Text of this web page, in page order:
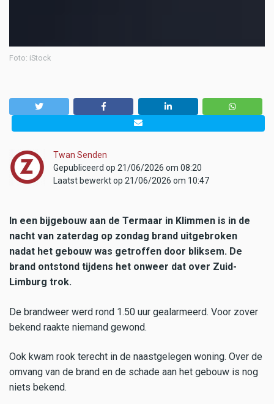
Foto: iStock
Twan Senden
Gepubliceerd op 21/06/2026 om 08:20
Laatst bewerkt op 21/06/2026 om 10:47
In een bijgebouw aan de Termaar in Klimmen is in de
nacht van zaterdag op zondag brand uitgebroken
nadat het gebouw was getroffen door bliksem. De
brand ontstond tijdens het onweer dat over Zuid-
Limburg trok.
De brandweer werd rond 1.50 uur gealarmeerd. Voor zover
bekend raakte niemand gewond.
Ook kwam rook terecht in de naastgelegen woning. Over de
omvang van de brand en de schade aan het gebouw is nog
niets bekend.